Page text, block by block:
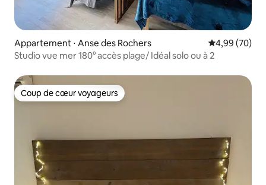
Appartement ⋅ Anse des Rochers Évaluation
4,99 (70)
Studio vue mer 180° accès plage/ Idéal solo ou à 2
Coup de cœur voyageurs
Coup de cœur voyageurs